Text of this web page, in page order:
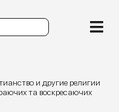
и другие религии
та воскресаючих